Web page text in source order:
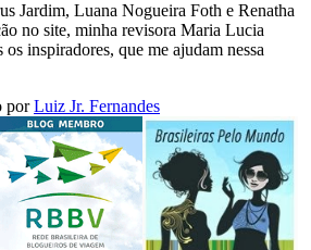
Jardim, Luana Nogueira Foth e Renatha
no site, minha revisora Maria Lucia
inspiradores, que me ajudam nessa
porLuiz Jr. Fernandes